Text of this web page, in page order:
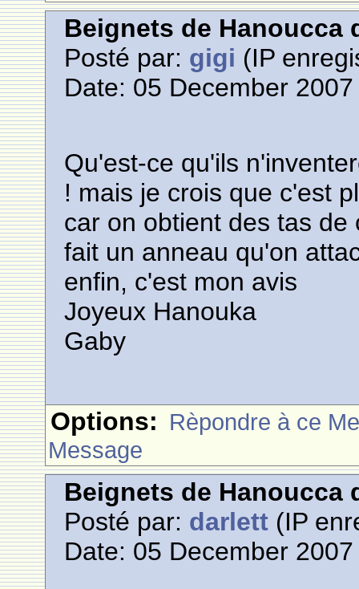
Beignets de Hanoucca
Posté par: gigi (IP
Date: 05 December
Qu'est-ce qu'ils
! mais je crois que c'est
car on obtient des tas
fait un anneau qu'on
enfin, c'est mon avis
Joyeux Hanouka
Gaby
Options: Rèpondre à ce
Message
Beignets de Hanoucca
Posté par: darlett (IP
Date: 05 December